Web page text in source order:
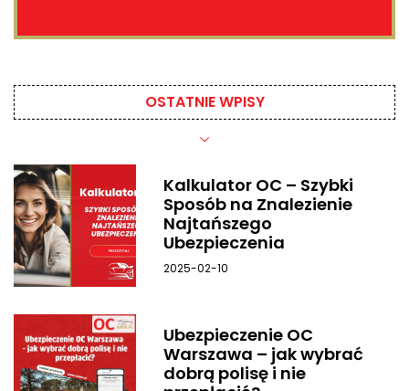
OSTATNIE WPISY​
Kalkulator OC – Szybki
Sposób na Znalezienie
Najtańszego
Ubezpieczenia
2025-02-10
Ubezpieczenie OC
Warszawa – jak wybrać
dobrą polisę i nie